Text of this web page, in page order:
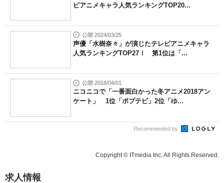
ビアニメキャラ人気ランキングTOP20...
公開 2024/03/25
声優「水樹奈々」が演じたテレビアニメキャラ
人気ランキングTOP27！ 第1位は「...
公開 2018/04/01
ニコニコで「一番面白かった冬アニメ2018アン
ケート」 1位「ポプテピ」2位「ゆ...
Recommended by
Copyright © ITmedia Inc. All Rights Reserved.
求人情報